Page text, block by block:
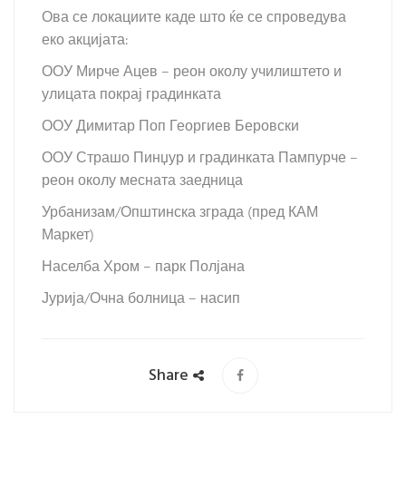
Ова се локациите каде што ќе се спроведува
еко акцијата:
ООУ Мирче Ацев – реон околу училиштето и
улицата покрај градинката
ООУ Димитар Поп Георгиев Беровски
ООУ Страшо Пинџур и градинката Пампурче –
реон околу месната заедница
Урбанизам/Општинска зграда (пред КАМ
Маркет)
Населба Хром – парк Полјана
Јурија/Очна болница – насип
Share